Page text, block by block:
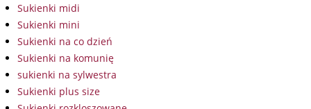
Sukienki midi
Sukienki mini
Sukienki na co dzień
Sukienki na komunię
sukienki na sylwestra
Sukienki plus size